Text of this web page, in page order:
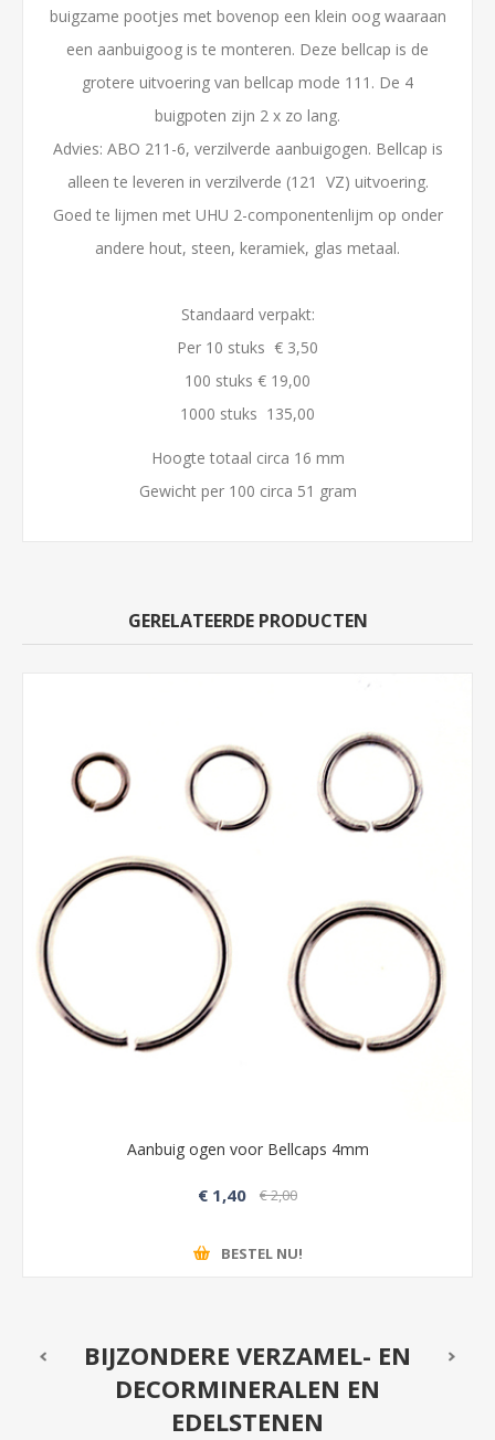
buigzame pootjes met bovenop een klein oog waaraan
een aanbuigoog is te monteren. Deze bellcap is de
grotere uitvoering van bellcap mode 111. De 4
buigpoten zijn 2 x zo lang.
Advies: ABO 211-6, verzilverde aanbuigogen. Bellcap is
alleen te leveren in verzilverde (121 VZ) uitvoering.
Goed te lijmen met UHU 2-componentenlijm op onder
andere hout, steen, keramiek, glas metaal.
Standaard verpakt:
Per 10 stuks € 3,50
100 stuks € 19,00
1000 stuks 135,00
Hoogte totaal circa 16 mm
Gewicht per 100 circa 51 gram
GERELATEERDE PRODUCTEN
Aanbuig ogen voor Bellcaps 4mm
€ 1,40 € 2,00
BESTEL NU!
BIJZONDERE VERZAMEL- EN
DECORMINERALEN EN
EDELSTENEN